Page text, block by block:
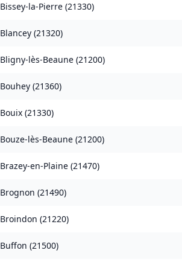
Bissey-la-Pierre (21330)
Blancey (21320)
Bligny-lès-Beaune (21200)
Bouhey (21360)
Bouix (21330)
Bouze-lès-Beaune (21200)
Brazey-en-Plaine (21470)
Brognon (21490)
Broindon (21220)
Buffon (21500)